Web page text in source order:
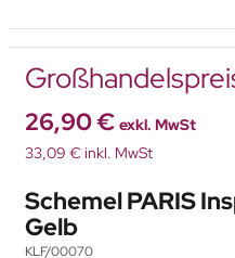
26,90 € exkl. MwSt
33,09 € inkl. MwSt
Schemel PARIS
Gelb
KLF/00070